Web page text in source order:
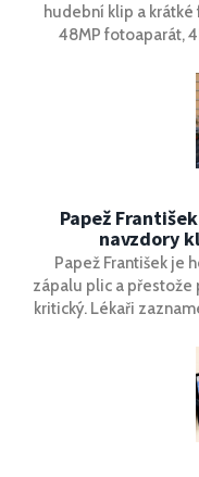
hudební klip a
48MP fotoaparát,
tvůrce, kteří
Papež
navzdory
Papež František je
zápalu plic a přestože
kritický. Lékaři
pracovní aktivity a